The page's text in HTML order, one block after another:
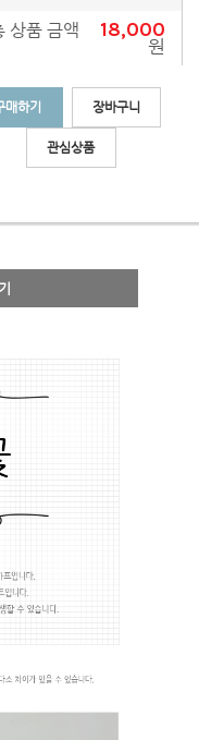
상품 금액 18,000
원
매하기 장바구니
관심상품